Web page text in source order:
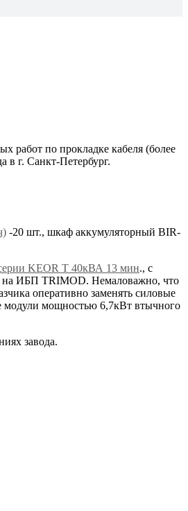
работ по прокладке кабеля (более
в г. Санкт-Петербург.
-20 шт., шкаф аккумуляторный BIR-
KEOR T 40кВА 13 мин., с
на ИБП TRIMOD. Немаловажно, что
оперативно заменять силовые
модули мощностью 6,7кВт втычного
завода.